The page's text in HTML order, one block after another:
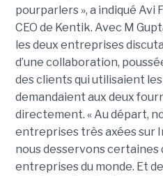
pourparlers », a indiqué
CEO de Kentik. Avec M
les deux entreprises
d’une collaboration,
des clients qui utilisaient
demandaient aux deux
directement. « Au départ,
entreprises très axées sur
nous desservons certaines
entreprises du monde. Et